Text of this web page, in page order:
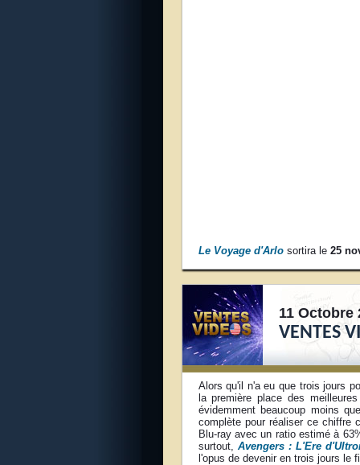
Le Voyage d'Arlosortira le 25
11 Octobre
VENTES
Alors qu'il n'a eu que trois jours
la première place des
évidemment beaucoup moins
complète pour réaliser ce chiffre
Blu-ray avec un ratio estimé à
surtout, Avengers : L'Ere
l'opus de devenir en trois jours le